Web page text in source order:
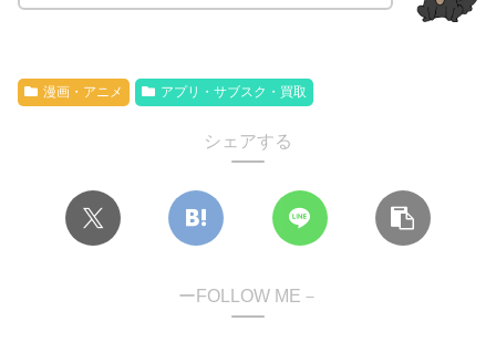
漫画・アニメ アプリ・サブスク・買取
シェアする
ーFOLLOW ME－